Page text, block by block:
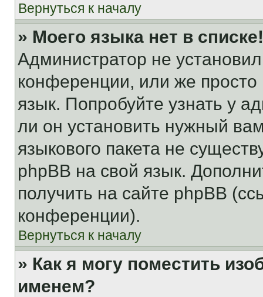
Вернуться к началу
» Моего языка нет в списке!
Администратор не
конференции, или же
язык. Попробуйте узнать у
ли он установить нужный
языкового пакета не
phpBB на свой язык.
получить на сайте phpBB
конференции).
Вернуться к началу
» Как я могу поместить
именем?